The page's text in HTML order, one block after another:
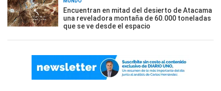
Encuentran en mitad del desierto de Atacama
una reveladora montaña de 60.000 toneladas
que se ve desde el espacio